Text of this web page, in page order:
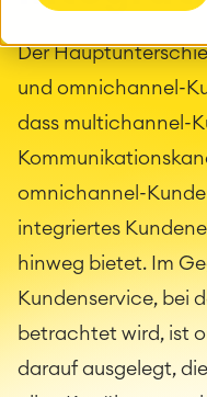
Der
und omnichannel-
dass multichannel-
omnichannel-
integriertes
hinweg bietet. Im
Kundenservice, bei
betrachtet wird, ist
darauf ausgelegt,